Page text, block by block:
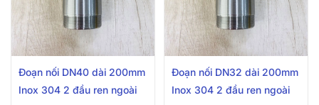
Đoạn nối DN40 dài 200mm
Inox 304 2 đầu ren ngoài
Đoạn nối DN32 dài 200mm
Inox 304 2 đầu ren ngoài